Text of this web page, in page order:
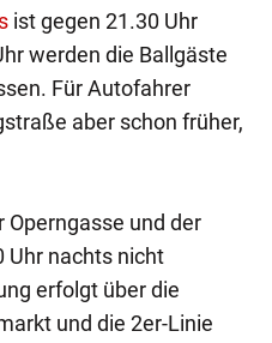
ist gegen 21.30 Uhr
werden die Ballgäste
Für Autofahrer
aber schon früher,
Operngasse und der
Uhr nachts nicht
erfolgt über die
und die 2er-Linie